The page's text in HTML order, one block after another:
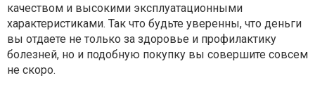
качеством и высокими эксплуатационными
характеристиками. Так что будьте уверенны, что деньги
вы отдаете не только за здоровье и профилактику
болезней, но и подобную покупку вы совершите совсем
не скоро.